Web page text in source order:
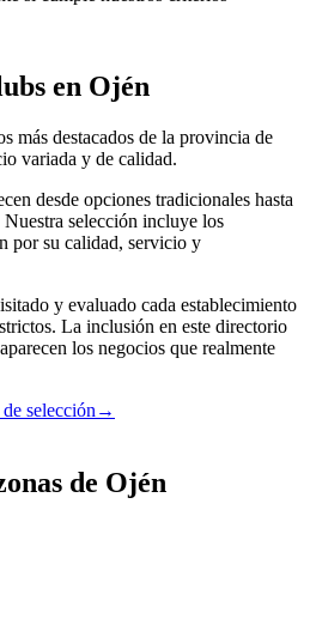
en Ojén
más destacados de la provincia de
variada y de calidad.
desde opciones tradicionales hasta
selección incluye los
por su calidad, servicio y
y evaluado cada establecimiento
La inclusión en este directorio
los negocios que realmente
selección →
de Ojén